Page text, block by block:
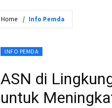
Home Info Pemda
INFO PEMDA
ASN di
untuk